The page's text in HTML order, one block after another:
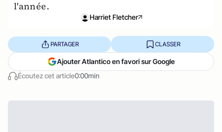
l'année.
Harriet Fletcher
Écoutez cet article0:00min
PARTAGER CLASSER
Ajouter Atlantico en favori sur Google